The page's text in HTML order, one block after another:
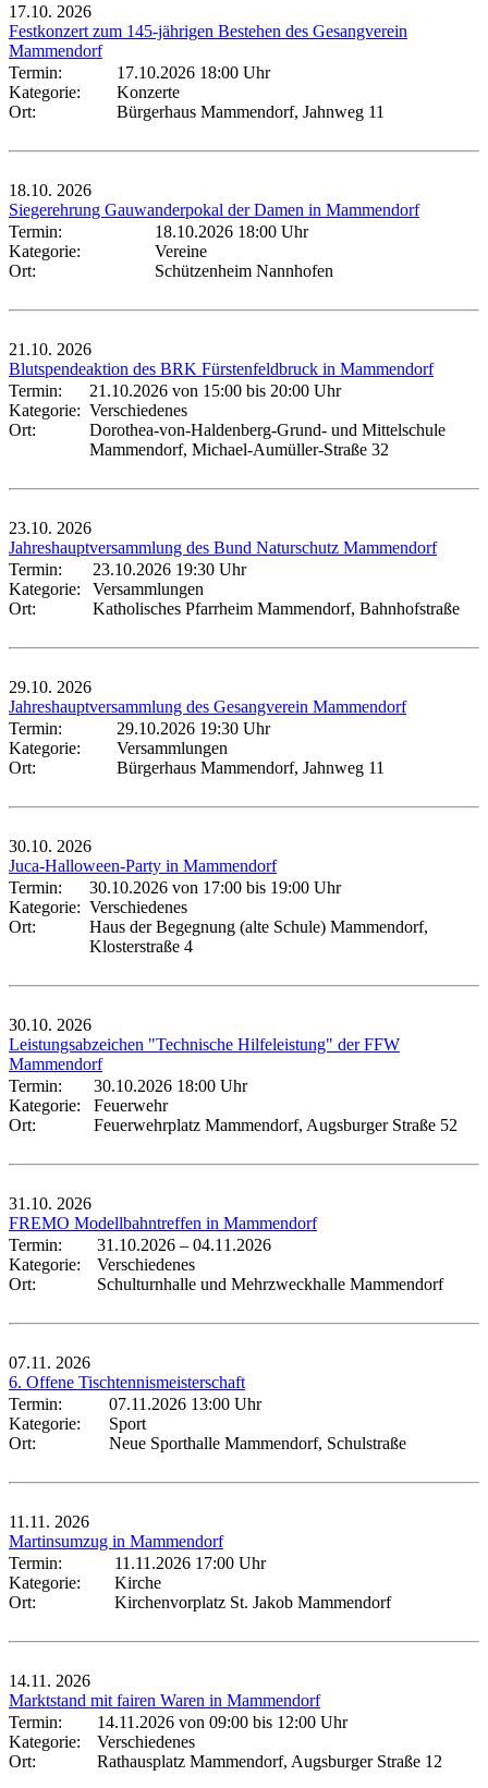
17.10. 2026
Festkonzert zum 145-jährigen Bestehen des Gesangverein
Mammendorf
Termin:
17.10.2026 18:00 Uhr
Kategorie:
Konzerte
Ort:
Bürgerhaus Mammendorf, Jahnweg 11
18.10. 2026
Siegerehrung Gauwanderpokal der Damen in Mammendorf
Termin:
18.10.2026 18:00 Uhr
Kategorie:
Vereine
Ort:
Schützenheim Nannhofen
21.10. 2026
Blutspendeaktion des BRK Fürstenfeldbruck in Mammendorf
Termin:
21.10.2026 von 15:00 bis 20:00 Uhr
Kategorie: Verschiedenes
Ort:
Dorothea-von-Haldenberg-Grund- und Mittelschule
Mammendorf, Michael-Aumüller-Straße 32
23.10. 2026
Jahreshauptversammlung des Bund Naturschutz Mammendorf
Termin:
23.10.2026 19:30 Uhr
Kategorie:
Versammlungen
Ort:
Katholisches Pfarrheim Mammendorf, Bahnhofstraße
29.10. 2026
Jahreshauptversammlung des Gesangverein Mammendorf
Termin:
29.10.2026 19:30 Uhr
Kategorie:
Versammlungen
Ort:
Bürgerhaus Mammendorf, Jahnweg 11
30.10. 2026
Juca-Halloween-Party in Mammendorf
Termin:
30.10.2026 von 17:00 bis 19:00 Uhr
Kategorie: Verschiedenes
Ort:
Haus der Begegnung (alte Schule) Mammendorf,
Klosterstraße 4
30.10. 2026
Leistungsabzeichen "Technische Hilfeleistung" der FFW
Mammendorf
Termin:
30.10.2026 18:00 Uhr
Kategorie:
Feuerwehr
Ort:
Feuerwehrplatz Mammendorf, Augsburger Straße 52
31.10. 2026
FREMO Modellbahntreffen in Mammendorf
Termin:
31.10.2026 – 04.11.2026
Kategorie:
Verschiedenes
Ort:
Schulturnhalle und Mehrzweckhalle Mammendorf
07.11. 2026
6. Offene Tischtennismeisterschaft
Termin:
07.11.2026 13:00 Uhr
Kategorie:
Sport
Ort:
Neue Sporthalle Mammendorf, Schulstraße
11.11. 2026
Martinsumzug in Mammendorf
Termin:
11.11.2026 17:00 Uhr
Kategorie:
Kirche
Ort:
Kirchenvorplatz St. Jakob Mammendorf
14.11. 2026
Marktstand mit fairen Waren in Mammendorf
Termin:
14.11.2026 von 09:00 bis 12:00 Uhr
Kategorie:
Verschiedenes
Ort:
Rathausplatz Mammendorf, Augsburger Straße 12